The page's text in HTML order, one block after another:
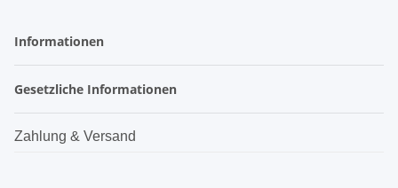
Informationen
Gesetzliche Informationen
Zahlung & Versand